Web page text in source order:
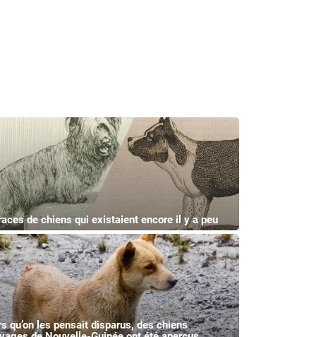
de chiens qui existaient encore il y a peu
qu’on les pensait disparus, des chiens